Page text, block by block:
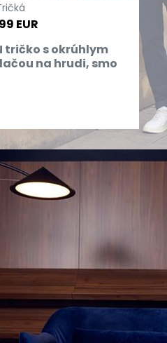
EUR
tričko s okrúhlym
na hrudi, smo